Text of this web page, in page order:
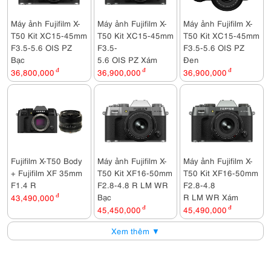
Máy ảnh Fujifilm X-
T50 Kit XC15-45mm
F3.5-5.6 OIS PZ
Bạc
36,800,000 đ
Máy ảnh Fujifilm X-
T50 Kit XC15-45mm
F3.5-
5.6 OIS PZ Xám
36,900,000 đ
Máy ảnh Fujifilm X-
T50 Kit XC15-45mm
F3.5-5.6 OIS PZ
Đen
36,900,000 đ
Fujifilm X-T50 Body
+ Fujifilm XF 35mm
F1.4 R
43,490,000 đ
Máy ảnh Fujifilm X-
T50 Kit XF16-50mm
F2.8-4.8 R LM WR
Bạc
45,450,000 đ
Máy ảnh Fujifilm X-
T50 Kit XF16-50mm
F2.8-4.8
R LM WR Xám
45,490,000 đ
Xem thêm ▼